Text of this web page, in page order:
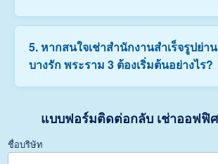
เฟอร์นิเจอร์
• อินเทอร์เน็ตความเร็วสูง (Wi-Fi / LAN)
ต้อนรับผู้มาติดต่อ
• สิทธิ์การใช้ห้องประชุม (Meeting Room)
Pantry/Pantry Cafe (กาแฟ ชา น้ำดื่มฟรี)
คีย์การ์ดเข้า-ออก 24 ชั่วโมง
ทำเลโซนนี้ขึ้นชื่อว่าครอบคลุมระบบขนส่ง
ที่สุดแห่งหนึ่ง สามารถเดินทางได้สะดวกด้
(สายสีลม), รถไฟฟ้าใต้ดิน MRT (สายสีน้ำเ
พิเศษ BRT (บนถนนสาทร-พระราม 3) รวม
ศรีรัช และเฉลิมมหานคร) ช่วยให้พนักงา
ทางเข้า-ออกได้จากทุกโซนในกรุงเทพฯ
5. หากสนใจเช่าสำนักงานสำเร็จรูปย่า
บางรัก พระราม 3 ต้องเริ่มต้นอย่างไร?
ท่านสามารถแจ้งจำนวนผู้ร่วมทีม (จำนวนที่
ตัว) ทำเลที่ต้องการ และงบประมาณประ
งาน irentoffice.com ทราบได้เลยครับ เราจ
แบบฟอร์มติดต่อกลับ เช่าออฟฟิ
ชื่อบริษัท